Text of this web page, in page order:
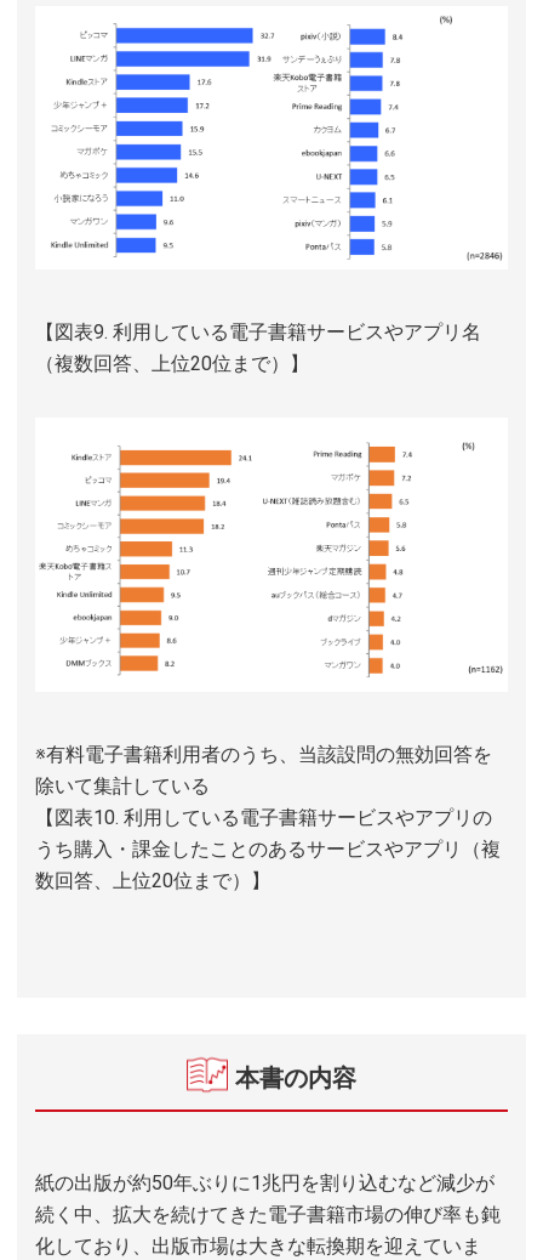
【図表9. 利用している電子書籍サービスやアプリ名
（複数回答、上位20位まで）】
※有料電子書籍利用者のうち、当該設問の無効回答を
除いて集計している
【図表10. 利用している電子書籍サービスやアプリの
うち購入・課金したことのあるサービスやアプリ（複
数回答、上位20位まで）】
本書の内容
紙の出版が約50年ぶりに1兆円を割り込むなど減少が
続く中、拡大を続けてきた電子書籍市場の伸び率も鈍
化しており、出版市場は大きな転換期を迎えていま